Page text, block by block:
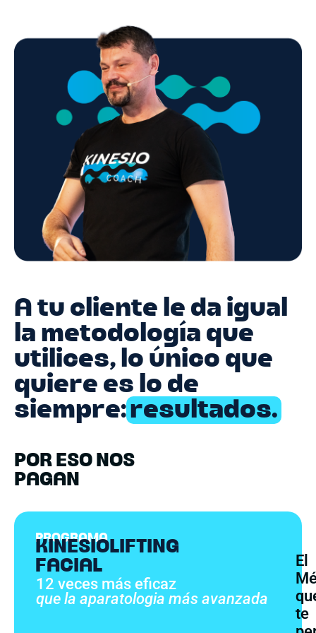
A tu cliente le da igual
la metodología que
utilices, lo único que
quiere es lo de
siempre:resultados.
POR ESO NOS
PAGAN
PROGRAMA
KINESIOLIFTING
FACIAL
12 veces más eficaz
que la aparatologia más avanzad​a
El
te